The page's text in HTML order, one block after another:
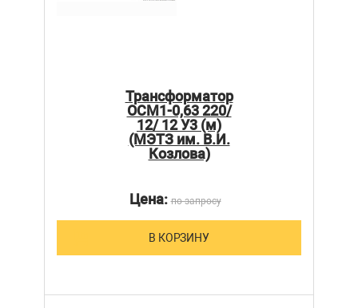
Трансформатор
ОСМ1-0,63 220/
12/ 12 У3 (м)
(МЭТЗ им. В.И.
Козлова)
Цена:по запросу
В КОРЗИНУ